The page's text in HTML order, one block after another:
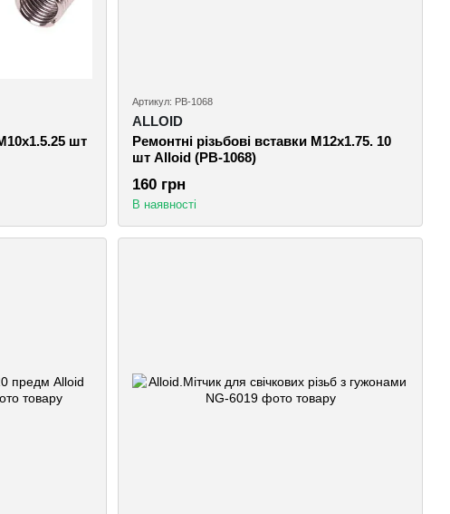
шт
Артикул: РВ-1068
ALLOID
Ремонтні різьбові вставки M12х1.75. 10
шт Alloid (РВ-1068)
160 грн
В наявності